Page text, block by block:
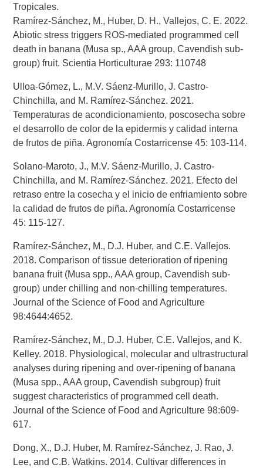
Tropicales.
Ramírez-Sánchez, M., Huber, D. H., Vallejos, C. E. 2022.
Abiotic stress triggers ROS-mediated programmed cell
death in banana (Musa sp., AAA group, Cavendish sub-
group) fruit. Scientia Horticulturae 293: 110748
Ulloa-Gómez, L., M.V. Sáenz-Murillo, J. Castro-
Chinchilla, and M. Ramírez-Sánchez. 2021.
Temperaturas de acondicionamiento, poscosecha sobre
el desarrollo de color de la epidermis y calidad interna
de frutos de piña. Agronomía Costarricense 45: 103-114.
Solano-Maroto, J., M.V. Sáenz-Murillo, J. Castro-
Chinchilla, and M. Ramírez-Sánchez. 2021. Efecto del
retraso entre la cosecha y el inicio de enfriamiento sobre
la calidad de frutos de piña. Agronomía Costarricense
45: 115-127.
Ramírez-Sánchez, M., D.J. Huber, and C.E. Vallejos.
2018. Comparison of tissue deterioration of ripening
banana fruit (Musa spp., AAA group, Cavendish sub-
group) under chilling and non-chilling temperatures.
Journal of the Science of Food and Agriculture
98:4644:4652.
Ramírez-Sánchez, M., D.J. Huber, C.E. Vallejos, and K.
Kelley. 2018. Physiological, molecular and ultrastructural
analyses during ripening and over-ripening of banana
(Musa spp., AAA group, Cavendish subgroup) fruit
suggest characteristics of programmed cell death.
Journal of the Science of Food and Agriculture 98:609-
617.
Dong, X., D.J. Huber, M. Ramírez-Sánchez, J. Rao, J.
Lee, and C.B. Watkins. 2014. Cultivar differences in